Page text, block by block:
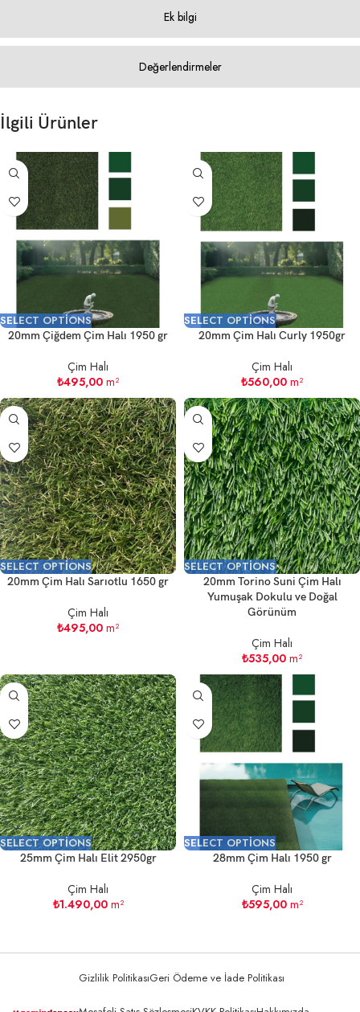
Ek bilgi
Değerlendirmeler
İlgili Ürünler
SELECT OPTIONS
20mm Çiğdem Çim Halı 1950 gr
Çim Halı
₺495,00 m²
SELECT OPTIONS
20mm Çim Halı Curly 1950gr
Çim Halı
₺560,00 m²
SELECT OPTIONS
20mm Çim Halı Sarıotlu 1650 gr
Çim Halı
₺495,00 m²
SELECT OPTIONS
20mm Torino Suni Çim Halı
Yumuşak Dokulu ve Doğal
Görünüm
Çim Halı
₺535,00 m²
SELECT OPTIONS
25mm Çim Halı Elit 2950gr
Çim Halı
₺1.490,00m²
SELECT OPTIONS
28mm Çim Halı 1950 gr
Çim Halı
₺595,00m²
Gizlilik PolitikasıGeri Ödeme ve İade Politikası